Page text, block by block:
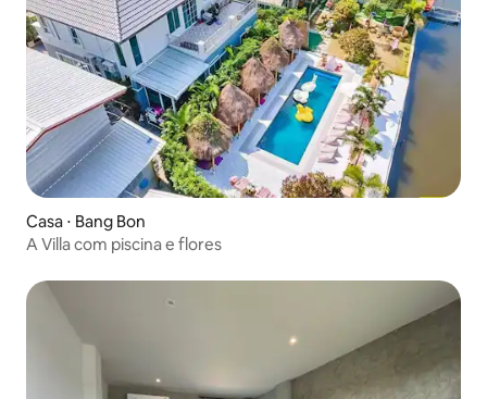
Casa ⋅ Bang Bon
A Villa com piscina e flores